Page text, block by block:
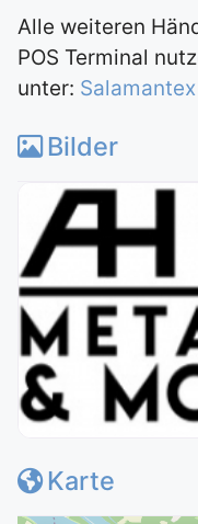
Alle weiteren
POS Terminal
unter:
Bilder
Karte